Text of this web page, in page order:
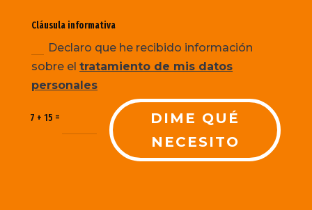
Cláusula
Cláusula informativa
Declaro que he recibido información
sobre eltratamiento de mis datos
personales
7 + 15 =
DIME QUÉ
NECESITO